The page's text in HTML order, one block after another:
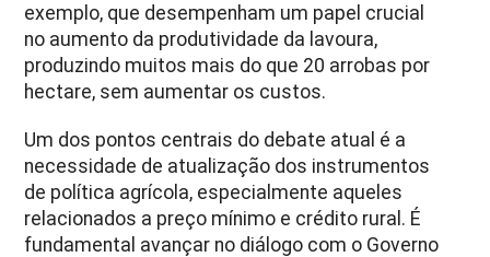
exemplo, que desempenham um papel crucial
no aumento da produtividade da lavoura,
produzindo muitos mais do que 20 arrobas por
hectare, sem aumentar os custos.
Um dos pontos centrais do debate atual é a
necessidade de atualização dos instrumentos
de política agrícola, especialmente aqueles
relacionados a preço mínimo e crédito rural. É
fundamental avançar no diálogo com o Governo